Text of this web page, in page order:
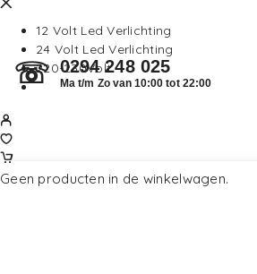
12 Volt Led Verlichting
24 Volt Led Verlichting
220-230Volt
☏ 0294 248 025
Ma t/m Zo van 10:00 tot 22:00
Geen producten in de winkelwagen.